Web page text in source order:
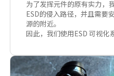
为了发挥元件的原有实力，
ESD的侵入路径，并且需要
源的附近。
因此，我们使用ESD 可视化